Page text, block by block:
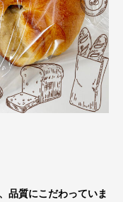
品質にこだわっていま